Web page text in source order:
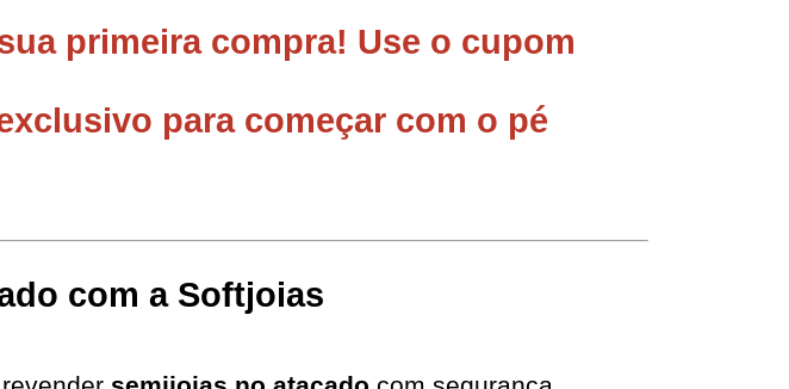
primeira compra! Use o cupom
para começar com o pé
com a Softjoias